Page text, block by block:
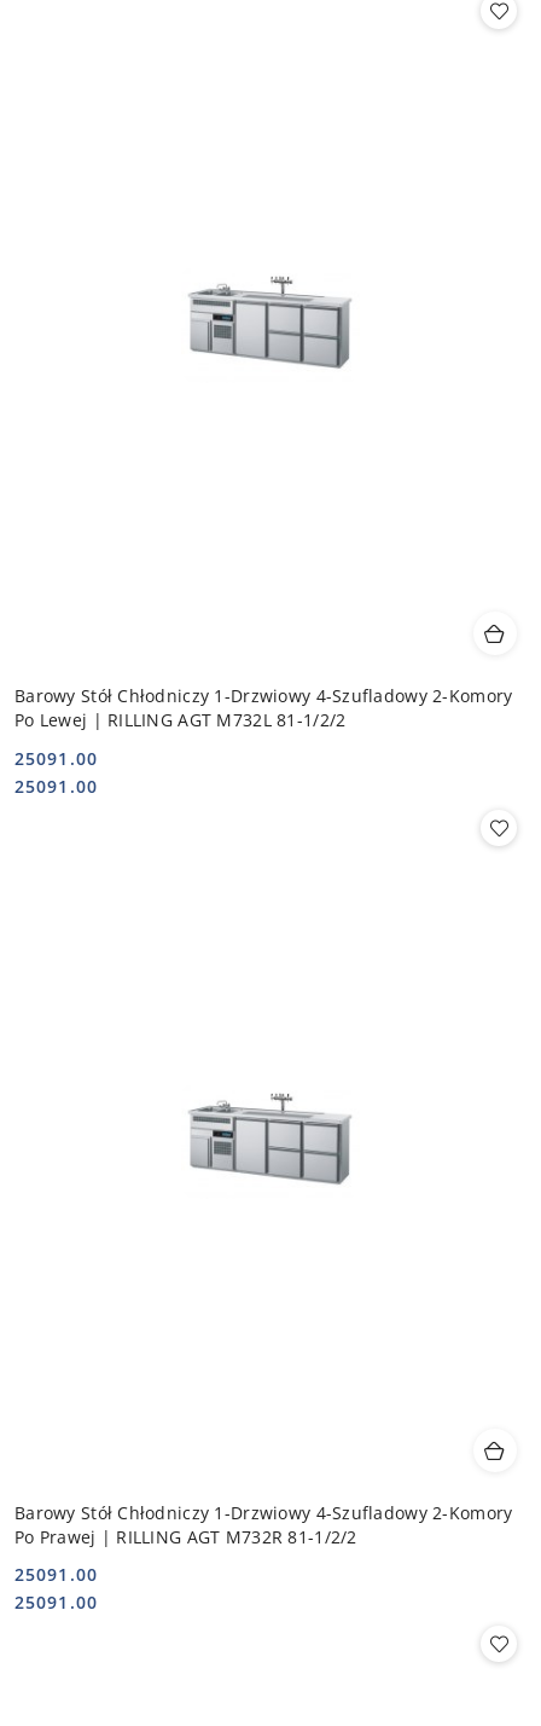
Barowy Stół Chłodniczy 1-Drzwiowy 4-Szufladowy 2-Komory
Po Lewej | RILLING AGT M732L 81-1/2/2
Cena:
25091.00
Cena:
25091.00
Barowy Stół Chłodniczy 1-Drzwiowy 4-Szufladowy 2-Komory
Po Prawej | RILLING AGT M732R 81-1/2/2
Cena:
25091.00
Cena:
25091.00